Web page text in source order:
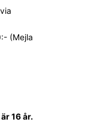
(Mejla
16 år.